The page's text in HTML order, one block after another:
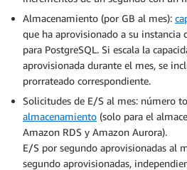
Almacenamiento (por GB al mes):
que ha aprovisionado a su instancia
para PostgreSQL. Si escala la
aprovisionada durante el mes, se
prorrateado correspondiente.
Solicitudes de E/S al mes: número
almacenamiento (solo para el
Amazon RDS y Amazon Aurora).
E/S por segundo aprovisionadas al
segundo aprovisionadas,